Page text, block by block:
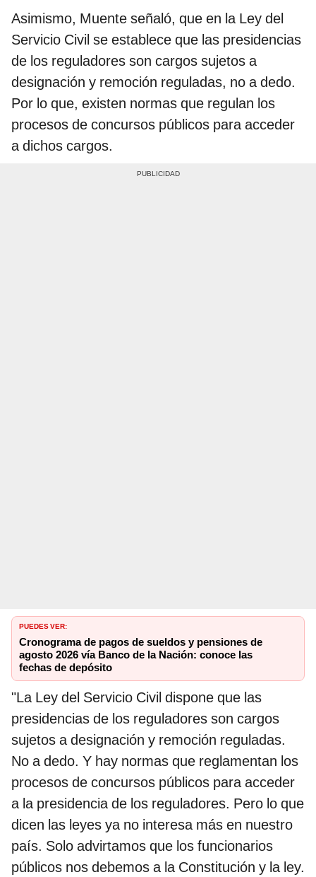
Asimismo, Muente señaló, que en la Ley del
Servicio Civil se establece que las presidencias
de los reguladores son cargos sujetos a
designación y remoción reguladas, no a dedo.
Por lo que, existen normas que regulan los
procesos de concursos públicos para acceder
a dichos cargos.
PUEDES VER:
Cronograma de pagos de sueldos y pensiones de
agosto 2026 vía Banco de la Nación: conoce las
fechas de depósito
"La Ley del Servicio Civil dispone que las
presidencias de los reguladores son cargos
sujetos a designación y remoción reguladas.
No a dedo. Y hay normas que reglamentan los
procesos de concursos públicos para acceder
a la presidencia de los reguladores. Pero lo que
dicen las leyes ya no interesa más en nuestro
país. Solo advirtamos que los funcionarios
públicos nos debemos a la Constitución y la ley.